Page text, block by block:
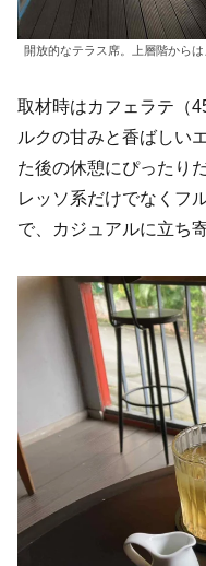
開放的なテラス席。上層階からは
取材時はカフェラテ（
ルクの甘みと香ばしい
た後の休憩にぴったり
レッソ系だけでなくフ
で、カジュアルに立ち